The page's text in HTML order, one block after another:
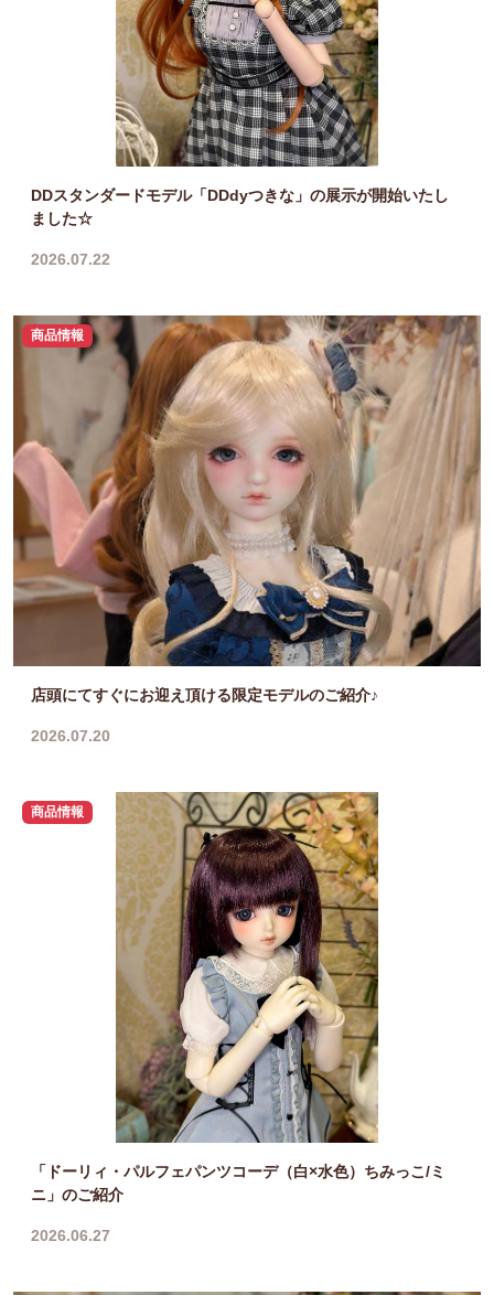
DDスタンダードモデル「DDdyつきな」の展示が開始いたし
ました☆
2026.07.22
商品情報
店頭にてすぐにお迎え頂ける限定モデルのご紹介♪
2026.07.20
商品情報
「ドーリィ・パルフェパンツコーデ（白×水色）ちみっこ/ミ
ニ」のご紹介
2026.06.27